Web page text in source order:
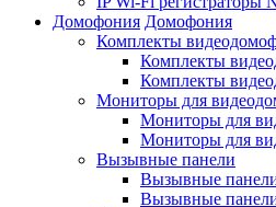
Домофония Домофония
Комплекты
Комплекты
Комплекты
Мониторы для
Мониторы для
Мониторы для
Вызывные панели
Вызывные
Вызывные